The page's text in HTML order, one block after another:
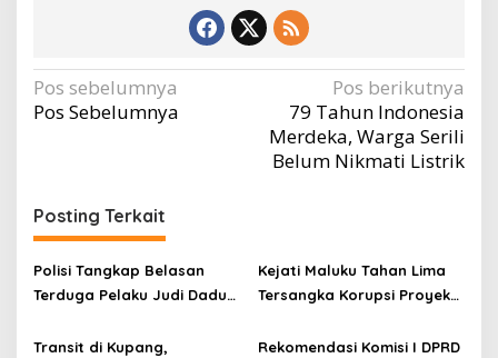
Navigasi
pos
Pos sebelumnya
Pos Sebelumnya
Pos berikutnya
79 Tahun Indonesia
Merdeka, Warga Serili
Belum Nikmati Listrik
Posting Terkait
Polisi Tangkap Belasan
Terduga Pelaku Judi Dadu
Setoran Rp5 Juta dan
Kejati Maluku Tahan Lima
Tersangka Korupsi Proyek
Miliar
Transit di Kupang,
Rekomendasi Komisi I DPRD